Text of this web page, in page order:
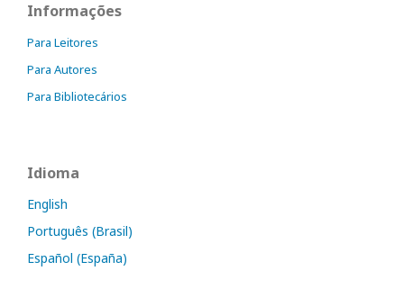
Informações
Para Leitores
Para Autores
Para Bibliotecários
Idioma
English
Português (Brasil)
Español (España)